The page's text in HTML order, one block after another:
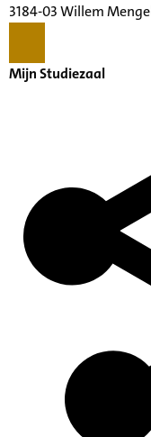
3184-03 Willem
Mijn Studiezaal